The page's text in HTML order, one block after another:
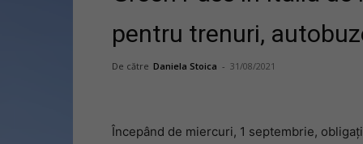
pentru trenuri,
De către Daniela Stoica - 31/08/2021
Începând de miercuri, 1 septembrie,